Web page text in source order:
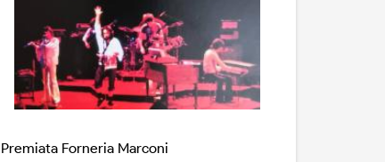
Premiata Forneria Marconi